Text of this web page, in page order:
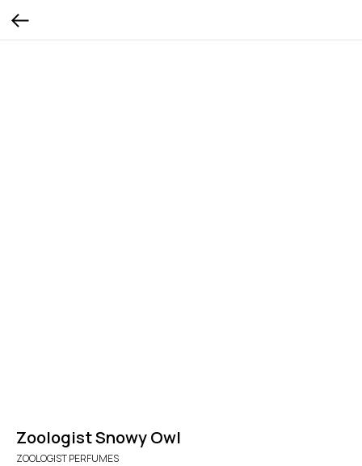
Zoologist Snowy Owl
ZOOLOGIST PERFUMES